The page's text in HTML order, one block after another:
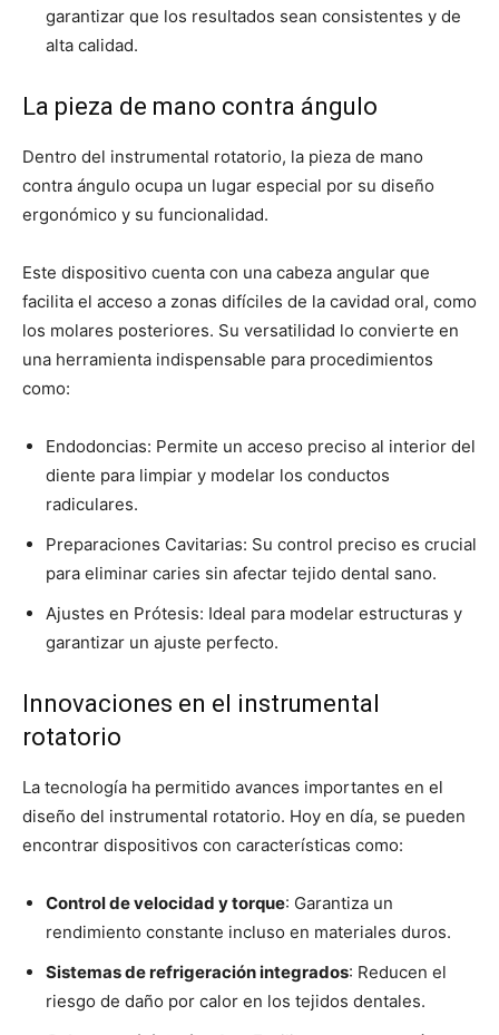
garantizar que los resultados sean consistentes y de
alta calidad.
La pieza de mano contra ángulo
Dentro del instrumental rotatorio, la pieza de mano
contra ángulo ocupa un lugar especial por su diseño
ergonómico y su funcionalidad.
Este dispositivo cuenta con una cabeza angular que
facilita el acceso a zonas difíciles de la cavidad oral, como
los molares posteriores. Su versatilidad lo convierte en
una herramienta indispensable para procedimientos
como:
Endodoncias: Permite un acceso preciso al interior del
diente para limpiar y modelar los conductos
radiculares.
Preparaciones Cavitarias: Su control preciso es crucial
para eliminar caries sin afectar tejido dental sano.
Ajustes en Prótesis: Ideal para modelar estructuras y
garantizar un ajuste perfecto.
Innovaciones en el instrumental
rotatorio
La tecnología ha permitido avances importantes en el
diseño del instrumental rotatorio. Hoy en día, se pueden
encontrar dispositivos con características como:
Control de velocidad y torque: Garantiza un
rendimiento constante incluso en materiales duros.
Sistemas de refrigeración integrados: Reducen el
riesgo de daño por calor en los tejidos dentales.